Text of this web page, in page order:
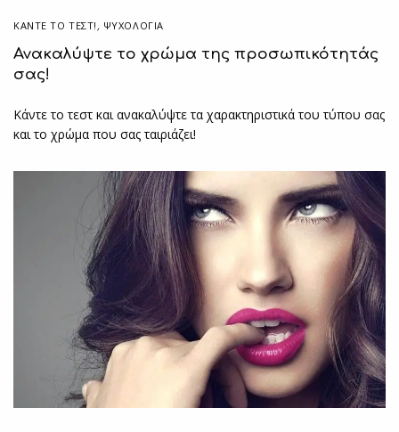
ΚΆΝΤΕ ΤΟ ΤΕΣΤ! , ΨΥΧΟΛΟΓΙΑ
Ανακαλύψτε το χρώμα της προσωπικότητάς
σας!
Κάντε το τεστ και ανακαλύψτε τα χαρακτηριστικά του τύπου σας
και το χρώμα που σας ταιριάζει!